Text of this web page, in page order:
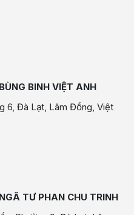
BINH VIỆT ANH
6, Đà Lạt, Lâm Đồng, Việt
TƯ PHAN CHU TRINH